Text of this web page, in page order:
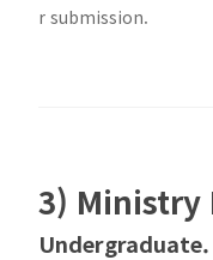
r submission.
3) Ministry